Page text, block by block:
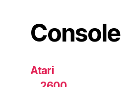
Console
Atari